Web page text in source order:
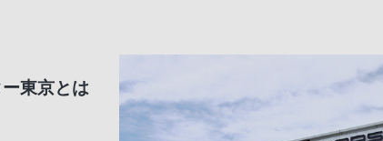
東京とは